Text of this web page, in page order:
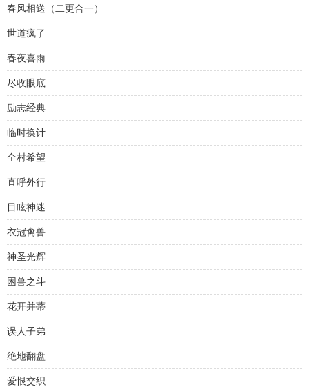
春风相送（二更合一）
世道疯了
春夜喜雨
尽收眼底
励志经典
临时换计
全村希望
直呼外行
目眩神迷
衣冠禽兽
神圣光辉
困兽之斗
花开并蒂
误人子弟
绝地翻盘
爱恨交织